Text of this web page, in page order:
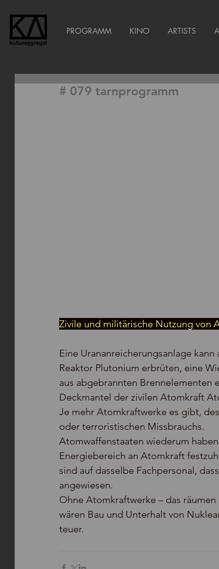
PROGRAMM KINO ARTISTS
# 079 tarnprogramm
Zivile und militärische Nutzung von
Eine Urananreicherungsanlage
Reaktor Plutonium erbrüten, eine
aus abgebrannten Brennelementen
Deckmantel der zivilen Atomkraft
Je mehr Atomkraftwerke es gibt,
oder terroristischen Missbrauchs.
Atomwaffenstaaten wiederum
Energiebereich an Atomkraft
sind auf dasselbe Fachpersonal,
angewiesen.
Ohne Atomkraftwerke – das
wären Bau und Unterhalt von
teuer.